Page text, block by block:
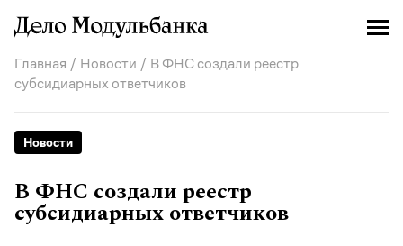
Главная / Новости / В ФНС создали реестр
субсидиарных ответчиков
Новости
В ФНС создали реестр
субсидиарных ответчиков